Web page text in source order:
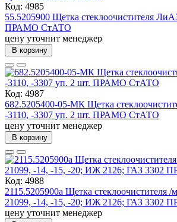
Код: 4985
55.5205900 Щетка стеклоочистителя
ПРАМО СтАТО
цену уточнит менеджер
В корзину
Код: 4987
682.5205400-05-МК Щетка
-3110, -3307 уп. 2 шт. ПРАМО СтАТО
цену уточнит менеджер
В корзину
Код: 4988
2115.5205900а Щетка стеклоочистителя
21099, -14, -15, -20; ИЖ 2126; ГАЗ 3302
цену уточнит менеджер